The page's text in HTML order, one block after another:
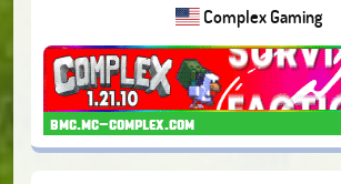
Complex Gaming
bmc.mc-complex.com